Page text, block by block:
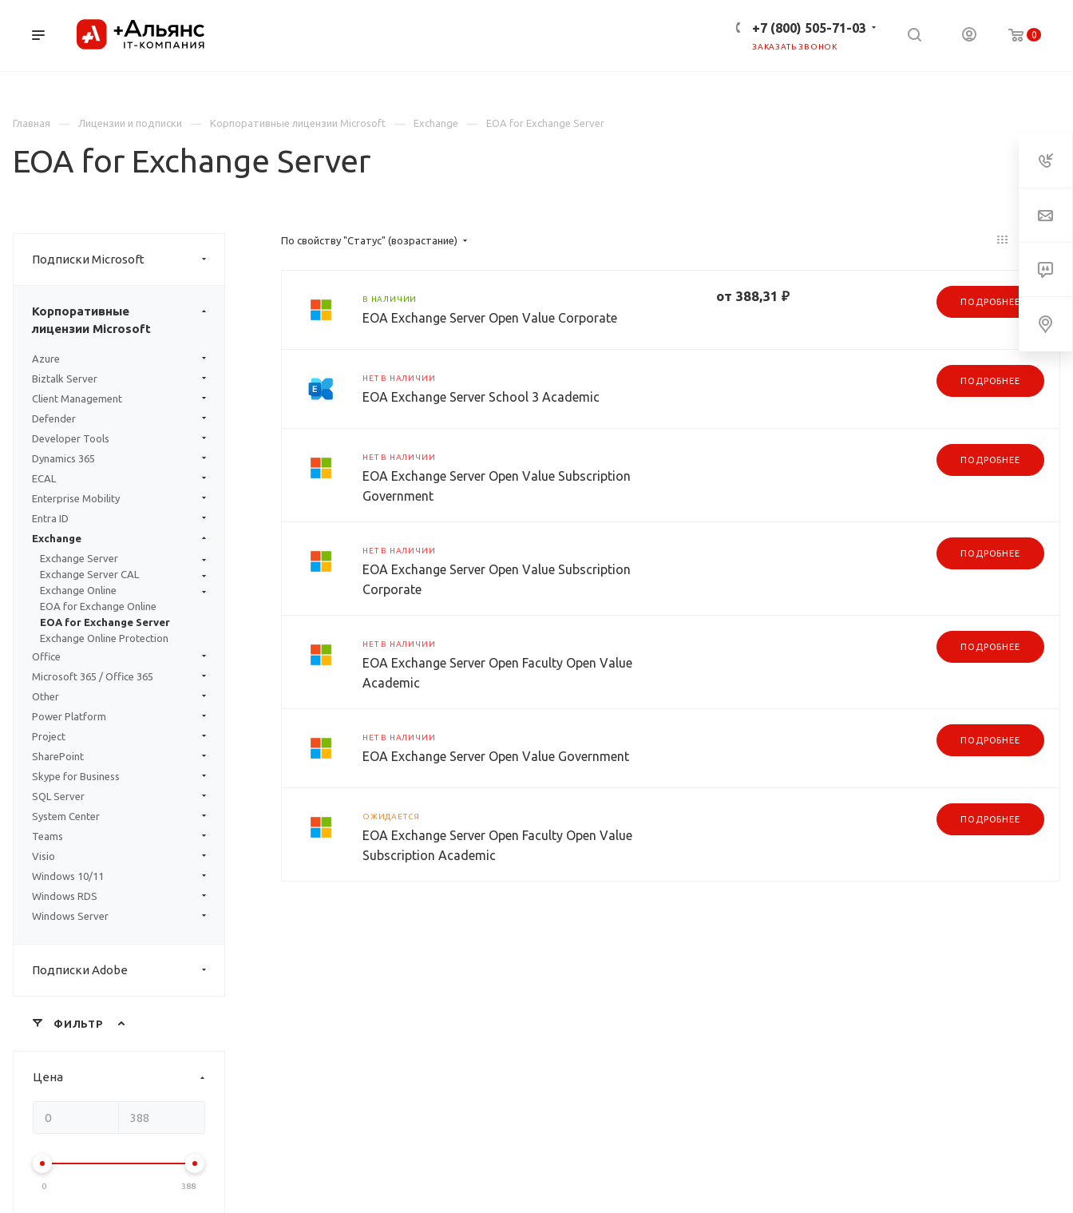
0
+7 (800) 505-71-03
ЗАКАЗАТЬ ЗВОНОК
Главная
Лицензии и подписки Корпоративные лицензии Microsoft Exchange EOA for Exchange Server
EOA for Exchange Server
Подписки Microsoft
Корпоративные
лицензии Microsoft
Azure
Biztalk Server
Client Management
Defender
Developer Tools
Dynamics 365
ECAL
Enterprise Mobility
Entra ID
Exchange
Exchange Server
Exchange Server CAL
Exchange Online
EOA for Exchange Online
EOA for Exchange Server
Exchange Online Protection
Office
Microsoft 365 / Office 365
Other
Power Platform
Project
SharePoint
Skype for Business
SQL Server
System Center
Teams
Visio
Windows 10/11
Windows RDS
Windows Server
Подписки Adobe
ФИЛЬТР
Цена
0 388
По свойству "Статус" (возрастание)
В НАЛИЧИИ
EOA Exchange Server Open Value Corporate
от 388,31 ₽ ПОДРОБНЕЕ
НЕТ В НАЛИЧИИ
EOA Exchange Server School 3 Academic
ПОДРОБНЕЕ
НЕТ В НАЛИЧИИ
EOA Exchange Server Open Value Subscription
Government
ПОДРОБНЕЕ
НЕТ В НАЛИЧИИ
EOA Exchange Server Open Value Subscription
Corporate
ПОДРОБНЕЕ
НЕТ В НАЛИЧИИ
EOA Exchange Server Open Faculty Open Value
Academic
ПОДРОБНЕЕ
НЕТ В НАЛИЧИИ
EOA Exchange Server Open Value Government
ПОДРОБНЕЕ
ОЖИДАЕТСЯ
EOA Exchange Server Open Faculty Open Value
Subscription Academic
ПОДРОБНЕЕ